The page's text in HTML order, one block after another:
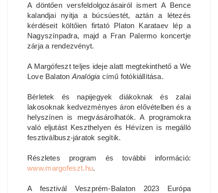
A döntően versfeldolgozásairól ismert A Bence
kalandjai nyitja a búcsúestét, aztán a létezés
kérdéseit költőien firtató Platon Karataev lép a
Nagyszínpadra, majd a Fran Palermo koncertje
zárja a rendezvényt.
A Margófeszt teljes ideje alatt megtekinthető a We
Love Balaton Analógia című fotókiállítása.
Bérletek és napijegyek diákoknak és zalai
lakosoknak kedvezményes áron elővételben és a
helyszínen is megvásárolhatók. A programokra
való eljutást Keszthelyen és Hévízen is megálló
fesztiválbusz-járatok segítik.
Részletes program és további információ:
www.margofeszt.hu.
A fesztivál Veszprém-Balaton 2023 Európa